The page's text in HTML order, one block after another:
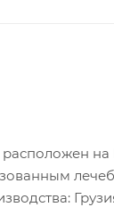
Упаковка: 6